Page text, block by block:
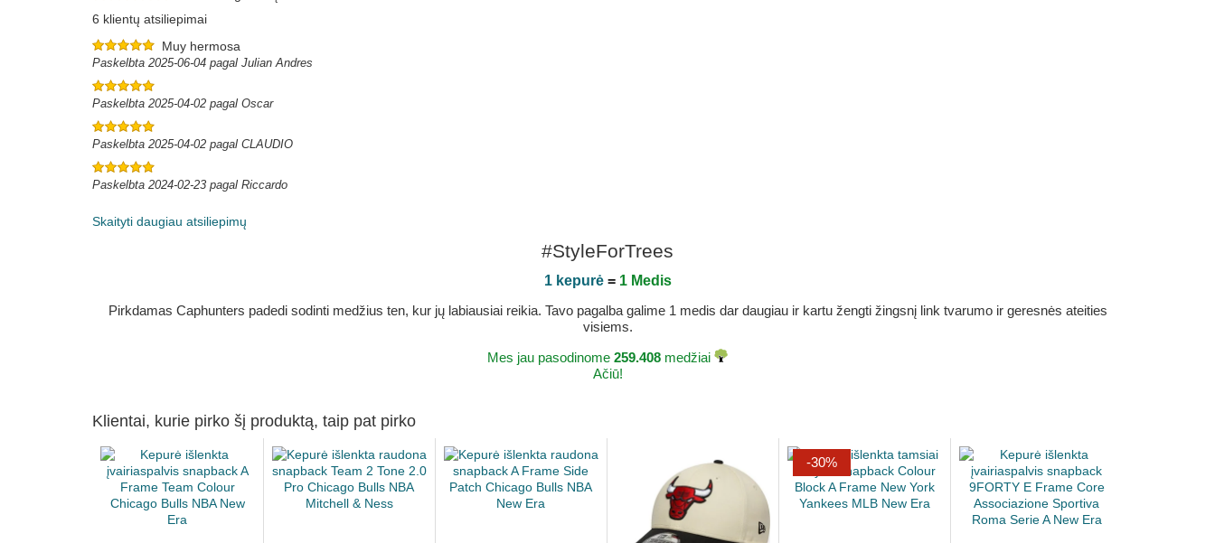
6 klientų atsiliepimai
Muy hermosa
Paskelbta 2025-06-04 pagal Julian Andres
Paskelbta 2025-04-02 pagal Oscar
Paskelbta 2025-04-02 pagal CLAUDIO
Paskelbta 2024-02-23 pagal Riccardo
Skaityti daugiau atsiliepimų
#StyleForTrees
1 kepurė= 1 Medis
Pirkdamas Caphunters padedi sodinti medžius ten, kur jų labiausiai reikia. Tavo pagalba galime 1 medis dar daugiau ir kartu žengti žingsnį link tvarumo ir geresnės ateities
visiems.
Mes jau pasodinome 259.408 medžiai
Ačiū!
Klientai, kurie pirko šį produktą, taip pat pirko
-30%